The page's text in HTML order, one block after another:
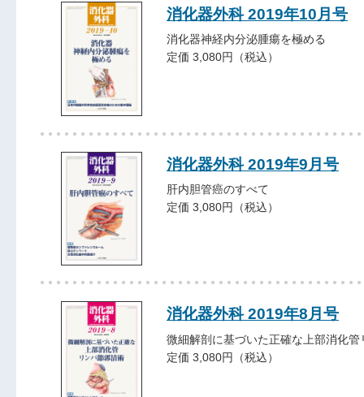
消化器外科 2019年10月号
消化器神経内分泌腫瘍を極める
定価 3,080円（税込）
消化器外科 2019年9月号
肝内胆管癌のすべて
定価 3,080円（税込）
消化器外科 2019年8月号
微細解剖に基づいた正確な上部消化管
定価 3,080円（税込）